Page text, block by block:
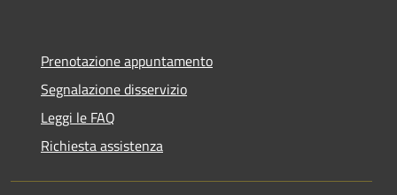
Prenotazione appuntamento
Segnalazione disservizio
Leggi le FAQ
Richiesta assistenza